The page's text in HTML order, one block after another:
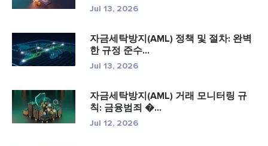
Jul 13, 2026
자금세탁방지(AML) 정책 및 절차: 완벽
한 규정 준수...
Jul 13, 2026
자금세탁방지(AML) 거래 모니터링 규
칙: 금융범죄 �...
Jul 12, 2026